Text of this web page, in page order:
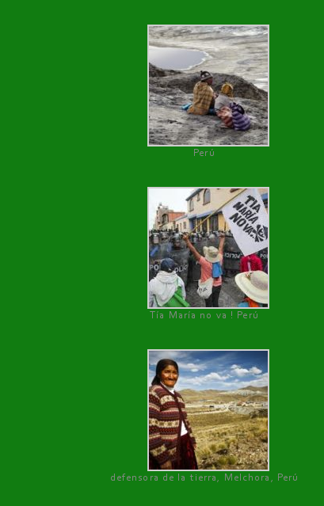
Perú
Tía María no va ! Perú
defensora de la tierra, Melchora, Perú